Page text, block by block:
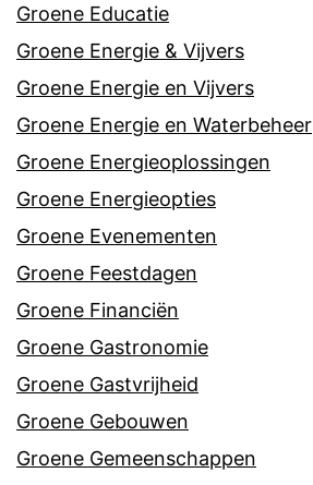
Groene Educatie
Groene Energie & Vijvers
Groene Energie en Vijvers
Groene Energie en Waterbeheer
Groene Energieoplossingen
Groene Energieopties
Groene Evenementen
Groene Feestdagen
Groene Financiën
Groene Gastronomie
Groene Gastvrijheid
Groene Gebouwen
Groene Gemeenschappen